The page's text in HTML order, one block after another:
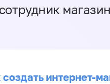
интернет-